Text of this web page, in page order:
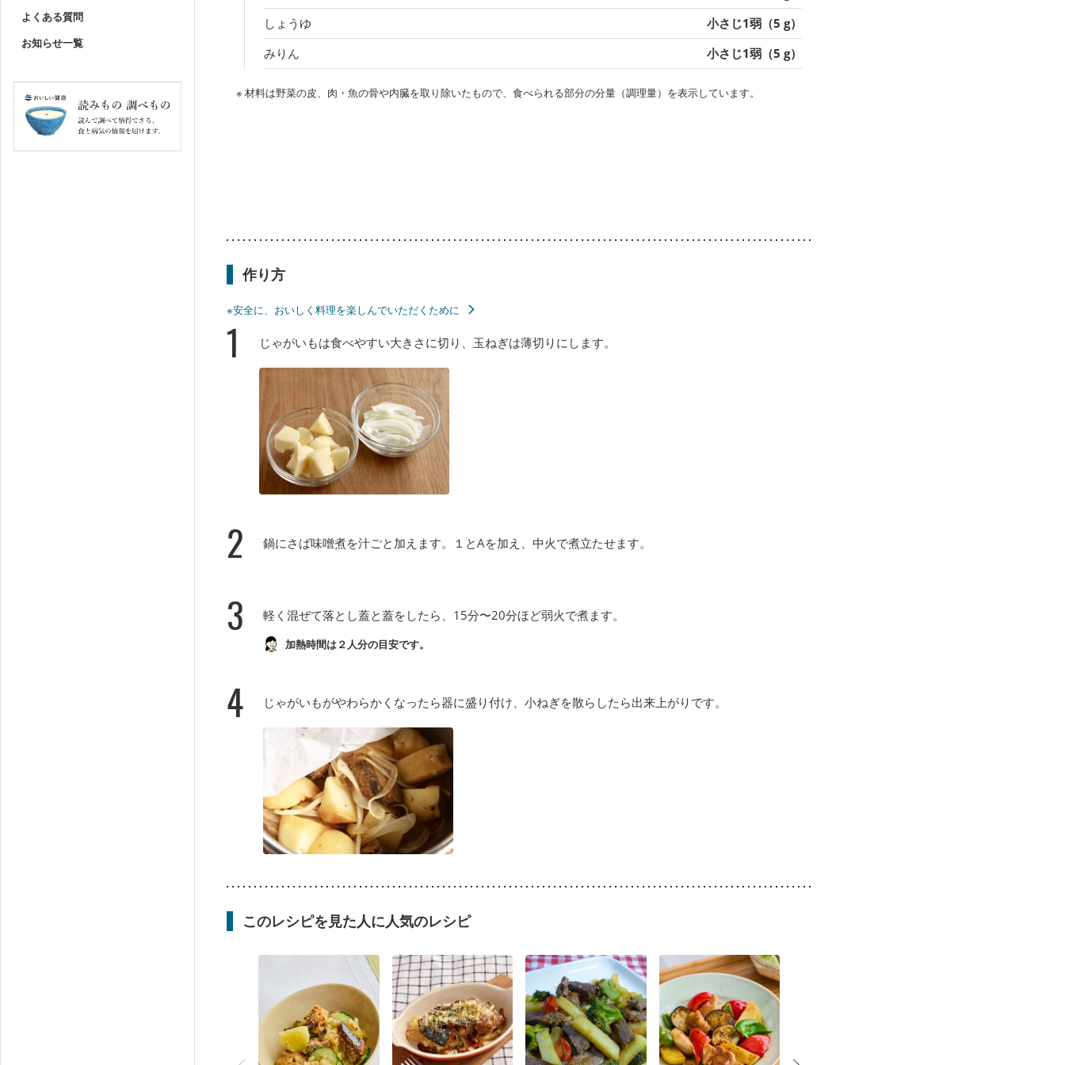
よくある質問
お知らせ一覧
しょうゆ
小さじ1弱（5 g）
みりん
小さじ1弱（5 g）
※ 材料は野菜の皮、肉・魚の骨や内臓を取り除いたもので、食べられる部分の分量（調理量）を表示しています。
作り方
※安全に、おいしく料理を楽しんでいただくために
1 じゃがいもは食べやすい大きさに切り、玉ねぎは薄切りにします。
2 鍋にさば味噌煮を汁ごと加えます。１とAを加え、中火で煮立たせます。
3 軽く混ぜて落とし蓋と蓋をしたら、15分〜20分ほど弱火で煮ます。
加熱時間は２人分の目安です。
4 じゃがいもがやわらかくなったら器に盛り付け、小ねぎを散らしたら出来上がりです。
このレシピを見た人に人気のレシピ